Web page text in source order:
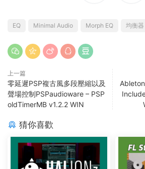
EQ Minimal Audio Morph EQ 均衡器
上一篇
零延遲PSP複古風多段壓縮以及
聲場控制PSPaudioware – PSP
oldTimerMB v1.2.2 WIN
猜你喜歡